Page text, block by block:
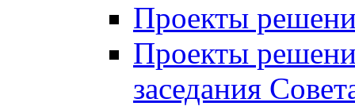
Проекты
Проекты
заседания